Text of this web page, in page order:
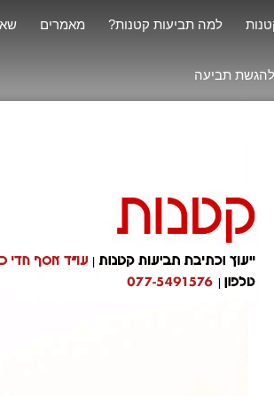
למה תביעות קטנות? מאמרים
תביעה